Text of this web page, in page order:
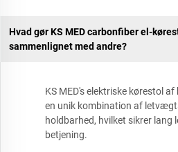
Hvad gør KS MED carbonfiber el-
sammenlignet med andre?
KS MED's elektriske kørestol
en unik kombination af
holdbarhed, hvilket sikrer lang
betjening.